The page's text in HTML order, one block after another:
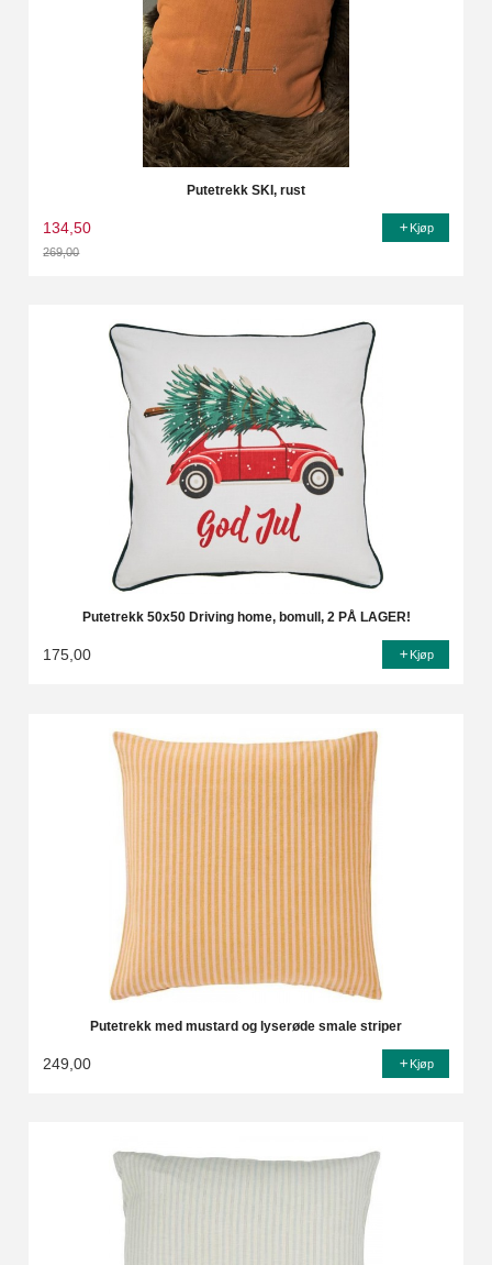
Putetrekk SKI, rust
134,50
269,00
Kjøp
Putetrekk 50x50 Driving home, bomull, 2 PÅ LAGER!
175,00 Kjøp
Putetrekk med mustard og lyserøde smale striper
249,00 Kjøp